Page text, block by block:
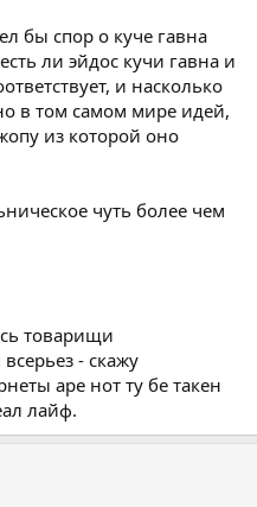
бы спор о куче гавна
ли эйдос кучи гавна и
и насколько
в том самом мире идей,
из которой оно
чуть более чем
товарищи
- скажу
аре нот ту бе такен
лайф.